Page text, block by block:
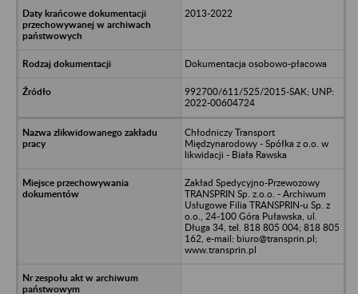
2013-2022
Dokumentacja osobowo-płacowa
992700/611/525/2015-SAK; UNP:
2022-00604724
Chłodniczy Transport
Międzynarodowy - Spółka z o.o. w
likwidacji - Biała Rawska
Zakład Spedycyjno-Przewozowy
TRANSPRIN Sp. z.o.o. - Archiwum
Usługowe Filia TRANSPRIN-u Sp. z
o.o., 24-100 Góra Puławska, ul.
Długa 34, tel. 818 805 004; 818 805
162, e-mail: biuro@transprin.pl;
www.transprin.pl